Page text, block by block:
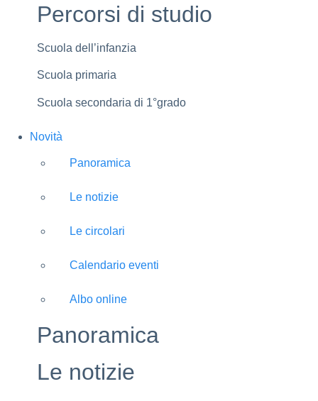
Percorsi di studio
Scuola dell’infanzia
Scuola primaria
Scuola secondaria di 1°grado
Novità
Panoramica
Le notizie
Le circolari
Calendario eventi
Albo online
Panoramica
Le notizie